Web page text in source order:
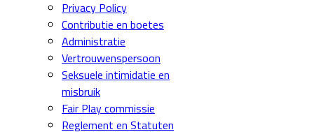
Privacy Policy
Contributie en boetes
Administratie
Vertrouwenspersoon
Seksuele intimidatie en
misbruik
Fair Play commissie
Reglement en Statuten